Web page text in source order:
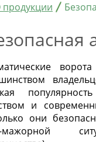
продукции
и
они
мажорной